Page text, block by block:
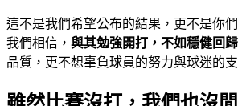
這不是我們希望公布的結果，更不是你
我們相信， 與其勉強開打，不如穩健回歸
品質，更不想辜負球員的努力與球迷的支